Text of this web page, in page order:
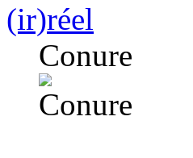
(ir)réel
Conure